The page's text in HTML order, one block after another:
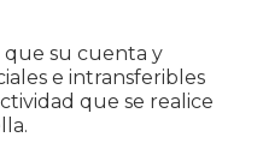
que su cuenta y
e intransferibles
que se realice